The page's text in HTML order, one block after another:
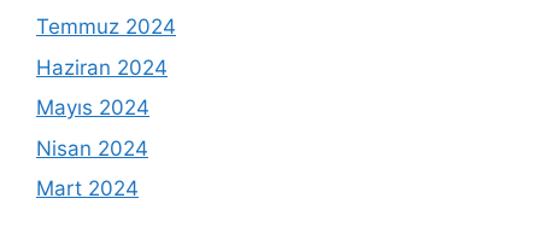
Temmuz 2024
Haziran 2024
Mayıs 2024
Nisan 2024
Mart 2024